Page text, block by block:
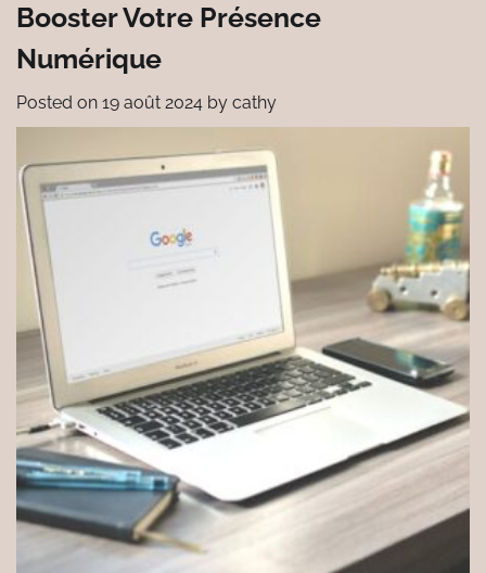
Booster Votre Présence
Numérique
Posted on 19 août 2024 by cathy